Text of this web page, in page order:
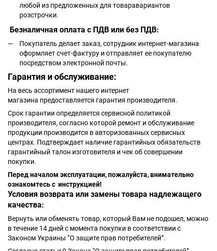
любой из предложенных для товаравариантов
розстрочки.
Безналичная оплата с ПДВ или без ПДВ:
Покупатель делает заказ, сотрудник интернет-магазина
оформляет счет-фактуру и отправляет ее покупателю
посредством электронной почты.
Гарантия и обслуживание:
На весь ассортимент нашего интернет
магазина предоставляется гарантия производителя.
Срок гарантии определяется сервисной политикой
производителя, согласно которой ремонт и обслуживание
продукции производится в авторизованных сервисных
центрах. Подтверждает наличие гарантийных обязательств
гарантийный талон изготовителя и чек об совершении
покупки.
Перед началом эксплуатации, пожалуйста, внимательно
ознакомтесь с инструкцией!
Условия возврата или замены товара надлежащего
качества:
Вернуть или обменять товар, который Вам не подошел, можно
в течение 14 дней с момента покупки в соответствии с
Законом Украины “О защите прав потребителей”.